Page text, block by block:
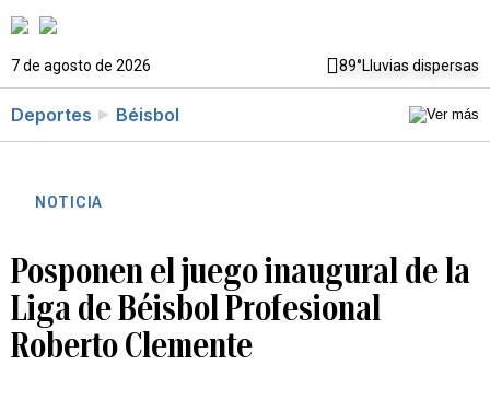
7 de agosto de 2026 89°Lluvias dispersas
Deportes Béisbol
NOTICIA
Posponen el juego inaugural de la
Liga de Béisbol Profesional
Roberto Clemente